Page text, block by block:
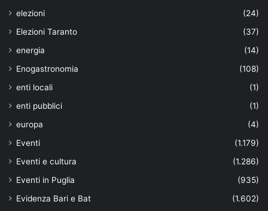
elezioni
(24)
Elezioni Taranto
(37)
energia
(14)
Enogastronomia
(108)
enti locali
(1)
enti pubblici
(1)
europa
(4)
Eventi
(1.179)
Eventi e cultura
(1.286)
Eventi in Puglia
(935)
Evidenza Bari e Bat
(1.602)